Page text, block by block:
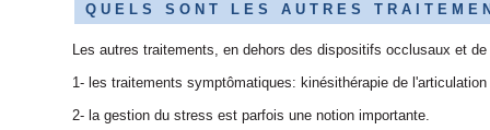
Q U E L S S O N T L E S A U T R E S T R A I T E M E
Les autres traitements, en dehors des dispositifs occlusaux et
1- les traitements symptômatiques: kinésithérapie de
2- la gestion du stress est parfois une notion importante.